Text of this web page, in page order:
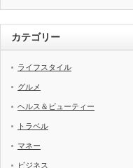
カテゴリー
ライフスタイル
グルメ
ヘルス＆ビューティー
トラベル
マネー
ビジネス